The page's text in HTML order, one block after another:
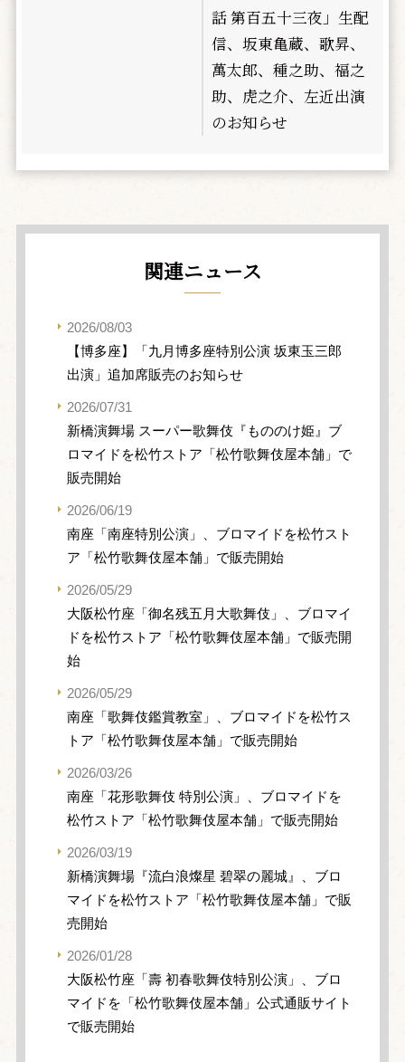
話 第百五十三夜」生配
信、坂東亀蔵、歌昇、
萬太郎、種之助、福之
助、虎之介、左近出演
のお知らせ
関連ニュース
2026/08/03
【博多座】「九月博多座特別公演 坂東玉三郎
出演」追加席販売のお知らせ
2026/07/31
新橋演舞場 スーパー歌舞伎『もののけ姫』ブ
ロマイドを松竹ストア「松竹歌舞伎屋本舗」で
販売開始
2026/06/19
南座「南座特別公演」、ブロマイドを松竹スト
ア「松竹歌舞伎屋本舗」で販売開始
2026/05/29
大阪松竹座「御名残五月大歌舞伎」、ブロマイ
ドを松竹ストア「松竹歌舞伎屋本舗」で販売開
始
2026/05/29
南座「歌舞伎鑑賞教室」、ブロマイドを松竹ス
トア「松竹歌舞伎屋本舗」で販売開始
2026/03/26
南座「花形歌舞伎 特別公演」、ブロマイドを
松竹ストア「松竹歌舞伎屋本舗」で販売開始
2026/03/19
新橋演舞場『流白浪燦星 碧翠の麗城』、ブロ
マイドを松竹ストア「松竹歌舞伎屋本舗」で販
売開始
2026/01/28
大阪松竹座「壽 初春歌舞伎特別公演」、ブロ
マイドを「松竹歌舞伎屋本舗」公式通販サイト
で販売開始